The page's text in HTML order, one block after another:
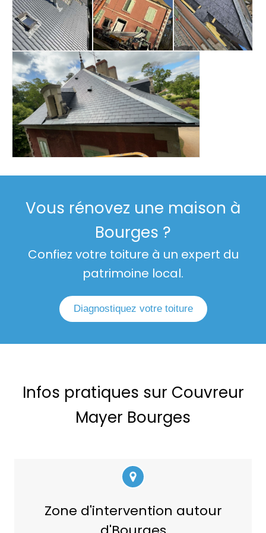
Vous rénovez une maison à
Bourges ?
Confiez votre toiture à un expert du
patrimoine local.
Diagnostiquez votre toiture
Infos pratiques sur Couvreur
Mayer Bourges
Zone d'intervention autour